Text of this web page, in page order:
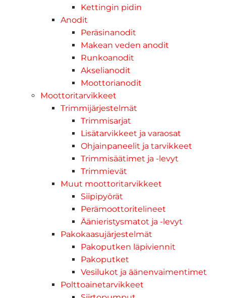
Kettingin pidin
Anodit
Peräsinanodit
Makean veden anodit
Runkoanodit
Akselianodit
Moottorianodit
Moottoritarvikkeet
Trimmijärjestelmät
Trimmisarjat
Lisätarvikkeet ja varaosat
Ohjainpaneelit ja tarvikkeet
Trimmisäätimet ja -levyt
Trimmievät
Muut moottoritarvikkeet
Siipipyörät
Perämoottoritelineet
Äänieristysmatot ja -levyt
Pakokaasujärjestelmät
Pakoputken läpiviennit
Pakoputket
Vesilukot ja äänenvaimentimet
Polttoainetarvikkeet